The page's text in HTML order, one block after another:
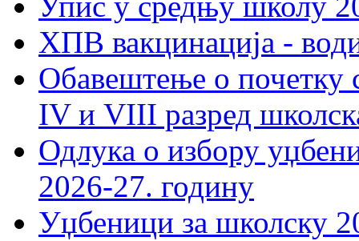
ХПВ вакцинација -
Обавештење о почетку
IV и VIII разред
Одлука о избору
2026-27. годину
Уџбеници за школску